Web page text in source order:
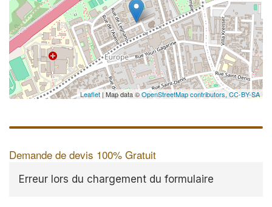
Leaflet| Map data ©OpenStreetMap contributors,CC-BY-SA
Demande de devis 100% Gratuit
Erreur lors du chargement du formulaire